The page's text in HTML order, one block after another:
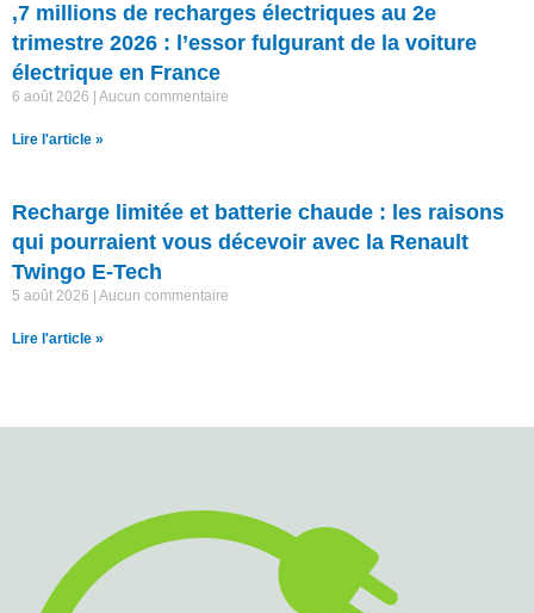
,7 millions de recharges électriques au 2e
trimestre 2026 : l’essor fulgurant de la voiture
électrique en France
6 août 2026 Aucun commentaire
Lire l'article »
Recharge limitée et batterie chaude : les raisons
qui pourraient vous décevoir avec la Renault
Twingo E-Tech
5 août 2026 Aucun commentaire
Lire l'article »